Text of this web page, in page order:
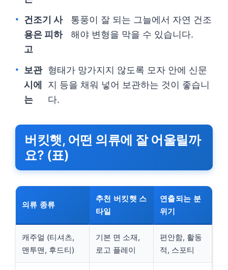
건조기 사
용은 피하
고
통풍이 잘 되는 그늘에서 자연 건조
해야 변형을 막을 수 있습니다.
보관
시에
는
형태가 망가지지 않도록 모자 안에 신문
지 등을 채워 넣어 보관하는 것이 좋습니
다.
버킷햇, 어떤 의류에 잘 어울릴까
요? (표)
의류 종류
추천 버킷햇 스
타일
연출되는 분
위기
캐주얼 (티셔츠,
맨투맨, 후드티)
기본 면 소재,
로고 플레이
편안함, 활동
적, 스포티